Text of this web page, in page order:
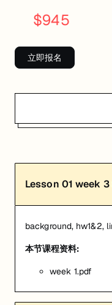
关联课程:COMP4702/
匠人学院提供高质量的IT培
$945
立即报名
Lesson 01 week 3
background, hw1&2,
本节课程资料:
week 1.pdf